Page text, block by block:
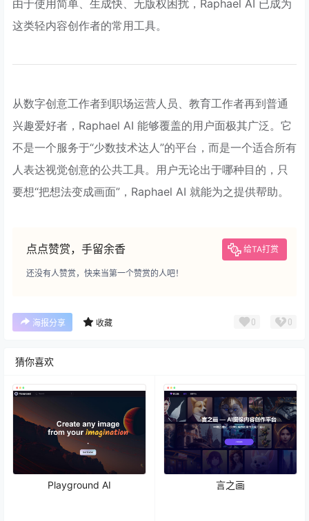
由于使用简单、生成快、无版权困扰，Raphael AI 已成为
这类轻内容创作者的常用工具。
从数字创意工作者到职场运营人员、教育工作者再到普通
兴趣爱好者，Raphael AI 能够覆盖的用户面极其广泛。它
不是一个服务于“少数技术达人”的平台，而是一个适合所有
人表达视觉创意的公共工具。用户无论出于哪种目的，只
要想“把想法变成画面”，Raphael AI 就能为之提供帮助。
点点赞赏，手留余香 给TA打赏
还没有人赞赏，快来当第一个赞赏的人吧！
海报分享 收藏 0 0
猜你喜欢
Playground AI 言之画